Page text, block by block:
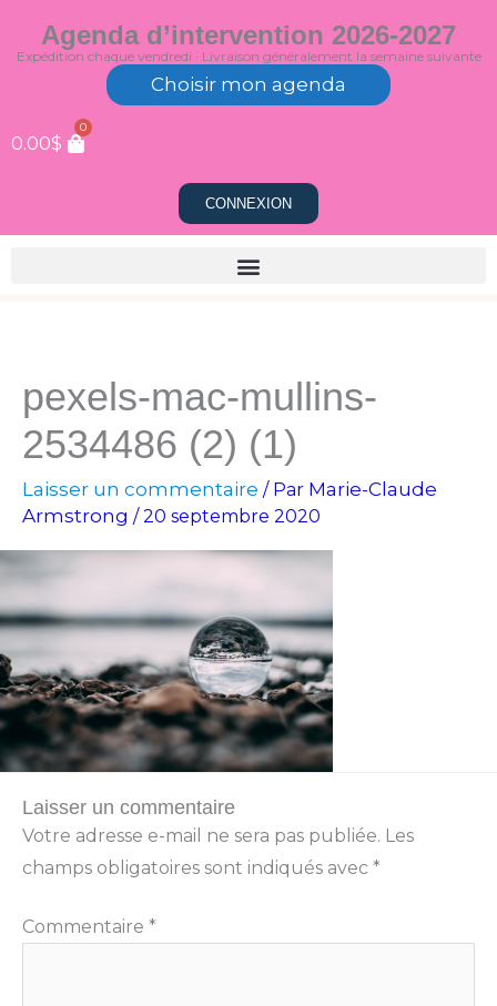
au
Agenda d’intervention 2026-2027
Expédition chaque vendredi · Livraison généralement la semaine suivante
Choisir mon agenda
0.00$
0
CONNEXION
pexels-mac-mullins-
2534486 (2) (1)
Laisser un commentaire / Par Marie-Claude
Armstrong /20 septembre 2020
Laisser un commentaire
Votre adresse e-mail ne sera pas publiée. Les
champs obligatoires sont indiqués avec *
Commentaire *